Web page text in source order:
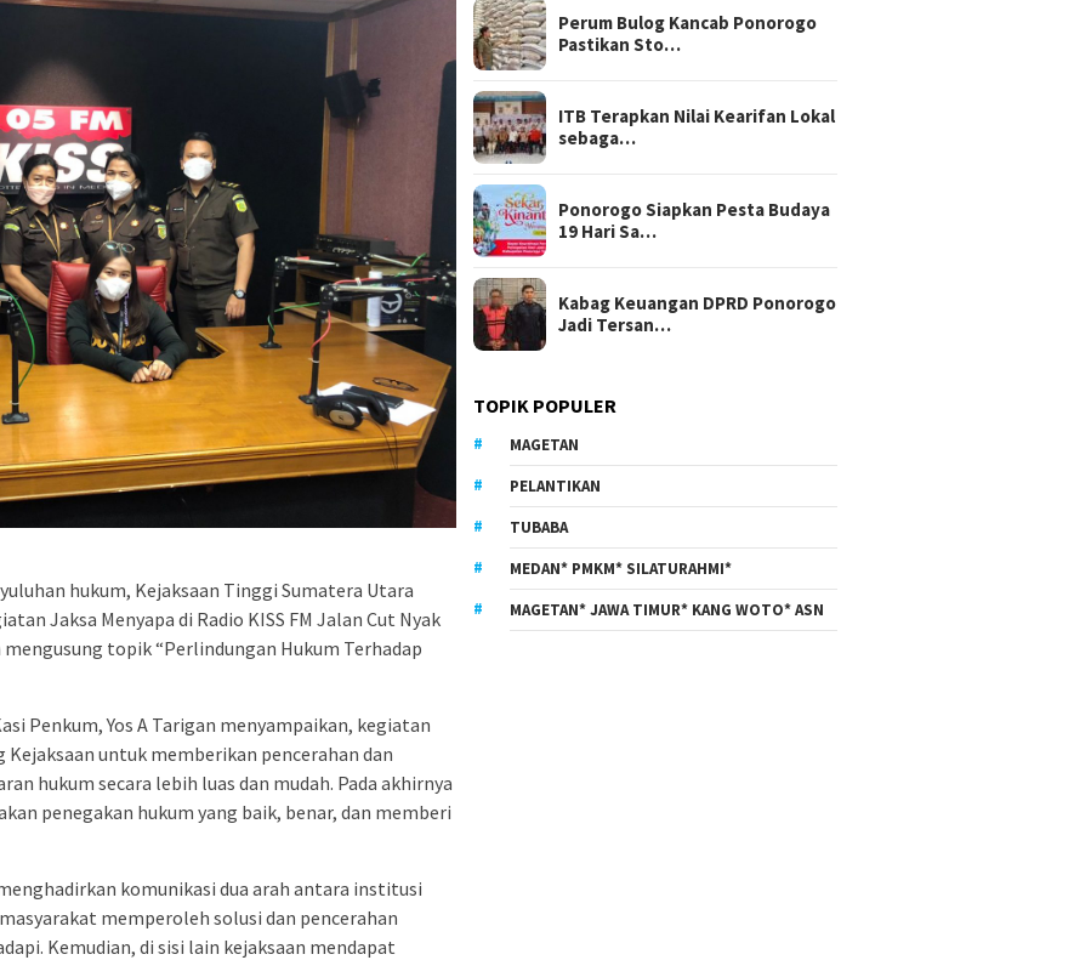
hukum, Kejaksaan Tinggi Sumatera Utara
Jaksa Menyapa di Radio KISS FM Jalan Cut Nyak
topik “Perlindungan Hukum Terhadap
Penkum, Yos A Tarigan menyampaikan, kegiatan
untuk memberikan pencerahan dan
hukum secara lebih luas dan mudah. Pada akhirnya
penegakan hukum yang baik, benar, dan memberi
komunikasi dua arah antara institusi
memperoleh solusi dan pencerahan
Kemudian, di sisi lain kejaksaan mendapat
Perum Bulog Kancab Ponorogo
Pastikan Sto…
ITB Terapkan Nilai Kearifan Lokal
sebaga…
Ponorogo Siapkan Pesta Budaya
19 Hari Sa…
Kabag Keuangan DPRD Ponorogo
Jadi Tersan…
TOPIK POPULER
MAGETAN
PELANTIKAN
TUBABA
MEDAN* PMKM* SILATURAHMI*
MAGETAN* JAWA TIMUR* KANG WOTO* ASN